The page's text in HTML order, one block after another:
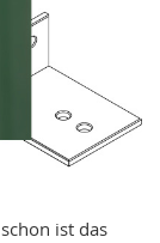
ist das